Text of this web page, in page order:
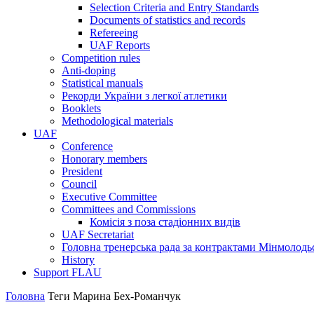
Selection Criteria and Entry Standards
Documents of statistics and records
Refereeing
UAF Reports
Competition rules
Anti-doping
Statistical manuals
Рекорди України з легкої атлетики
Booklets
Methodological materials
UAF
Conference
Honorary members
President
Council
Executive Committee
Committees and Commissions
Комісія з поза стадіонних видів
UAF Secretariat
Головна тренерська рада за контрактами
History
Support FLAU
Головна Теги Марина Бех-Романчук